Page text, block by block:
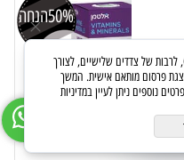
50%הנחה
לידיעתך, באתרנו נעשה שימוש בקבצי Cookies, לרבות של צדדים שלישיים, לצורך
פרסום מותאם אישית. המשך
נוספים ניתן לעיין במדיניות